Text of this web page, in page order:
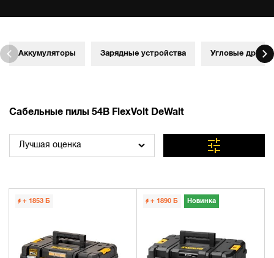
Аккумуляторы Зарядные устройства Угловые дрели
Сабельные пилы 54В FlexVolt DeWalt
Лучшая оценка
+ 1853 Б + 1890 Б Новинка